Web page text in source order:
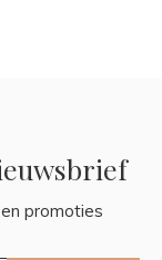
promoties